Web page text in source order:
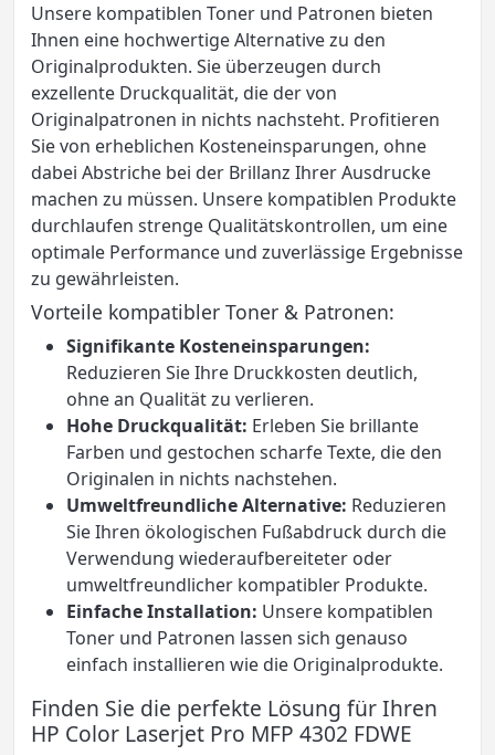
Unsere kompatiblen Toner und Patronen bieten
Ihnen eine hochwertige Alternative zu den
Originalprodukten. Sie überzeugen durch
exzellente Druckqualität, die der von
Originalpatronen in nichts nachsteht. Profitieren
Sie von erheblichen Kosteneinsparungen, ohne
dabei Abstriche bei der Brillanz Ihrer Ausdrucke
machen zu müssen. Unsere kompatiblen Produkte
durchlaufen strenge Qualitätskontrollen, um eine
optimale Performance und zuverlässige Ergebnisse
zu gewährleisten.
Vorteile kompatibler Toner & Patronen:
Signifikante Kosteneinsparungen:
Reduzieren Sie Ihre Druckkosten deutlich,
ohne an Qualität zu verlieren.
Hohe Druckqualität: Erleben Sie brillante
Farben und gestochen scharfe Texte, die den
Originalen in nichts nachstehen.
Umweltfreundliche Alternative: Reduzieren
Sie Ihren ökologischen Fußabdruck durch die
Verwendung wiederaufbereiteter oder
umweltfreundlicher kompatibler Produkte.
Einfache Installation: Unsere kompatiblen
Toner und Patronen lassen sich genauso
einfach installieren wie die Originalprodukte.
Finden Sie die perfekte Lösung für Ihren
HP Color Laserjet Pro MFP 4302 FDWE